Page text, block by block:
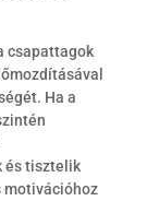
csapattagok
Ha a
és tisztelik
motivációhoz